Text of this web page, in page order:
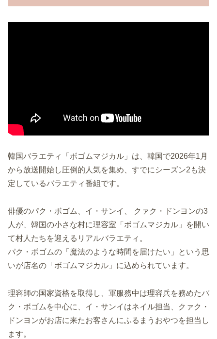
韓国バラエティ「ボゴムマジカル」は、韓国で2026年1月
から放送開始し圧倒的人気を集め、すでにシーズン2も決
定しているバラエティ番組です。
俳優のパク・ボゴム、イ・サンイ、 クァク・ドンヨンの3
人が、韓国の小さな村に理容室「ボゴムマジカル」を開い
て村人たちを迎えるリアルバラエティ。
パク・ボゴムの「魔法のような時間を届けたい」という思
いが店名の「ボゴムマジカル」に込められています。
理容師の国家資格を取得し、軍服務中は理容兵を務めたパ
ク・ボゴムを中心に、イ・サンイはネイル担当、クァク・
ドンヨンがお店に来たお客さんにふるまうおやつを担当し
ます。